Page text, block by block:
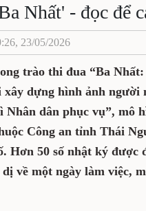
QUỐC TẾ TÀI
MỚI VĂN NGHỆ THÁI
Nhất' - đọc để
23/05/2026
trào thi đua “Ba
xây dựng hình ảnh người
Nhân dân phục vụ”, mô
Công an tỉnh Thái
Hơn 50 số nhật ký được
về một ngày làm việc,